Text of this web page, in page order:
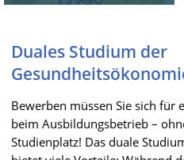
Duales Studium der
Bewerben müssen Sie sich für
beim Ausbildungsbetrieb –
Studienplatz! Das duale